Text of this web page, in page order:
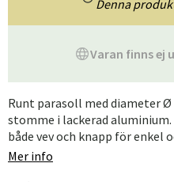
Varan finns ej
Denna
Runt parasoll med diameter Ø
stomme i lackerad
både vev och knapp för enkel
Mer info